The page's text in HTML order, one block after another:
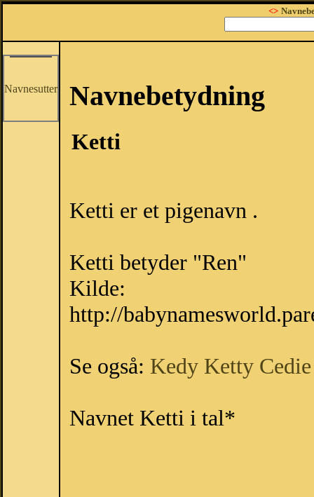
<>
Navnesutter Navnebetydning
Ketti
Ketti er et pigenavn .
Ketti betyder "Ren"
Kilde:
http://
Se også: Kedy Ketty Cedie
Navnet Ketti i tal*